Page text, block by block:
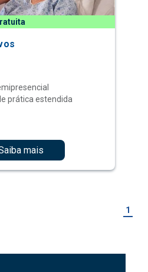
prática estendida
mais
1